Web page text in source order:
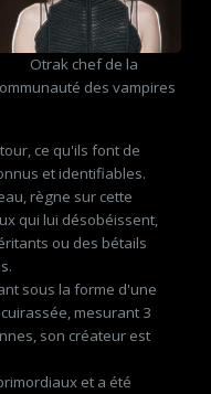
Otrak chef de la
des vampires
ce qu'ils font de
et identifiables.
règne sur cette
qui lui désobéissent,
ou des bétails
sous la forme d'une
mesurant 3
son créateur est
et a été